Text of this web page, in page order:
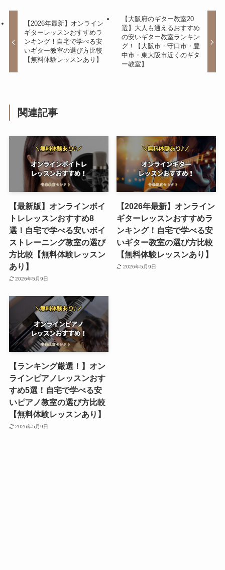
【2026年最新】オンライン
ギターレッスンおすすめラ
ンキング！自宅で学べる安
いギター教室の選び方比較
【無料体験レッスンあり】
【大阪府のギター教室20
選】大人も通えるおすすめ
の安いギター教室ランキン
グ！【大阪市・守口市・豊
中市・東大阪市近くのギタ
ー教室】
関連記事
【最新版】オンラインボイ
トレレッスンおすすめ8
選！自宅で学べる安いボイ
ストレーニング教室の選び
方比較【無料体験レッスン
あり】
2026年5月9日
【2026年最新】オンライン
ギターレッスンおすすめラ
ンキング！自宅で学べる安
いギター教室の選び方比較
【無料体験レッスンあり】
2026年5月9日
【ランキング厳選！】オン
ラインピアノレッスンおす
すめ5選！自宅で学べる安
いピアノ教室の選び方比較
【無料体験レッスンあり】
2026年5月9日